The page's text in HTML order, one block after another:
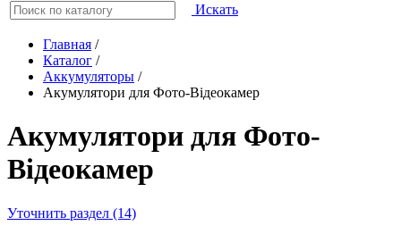
Искать
Главная /
Каталог /
Аккумуляторы /
Акумулятори для Фото-Відеокамер
Акумулятори для Фото-
Відеокамер
Уточнить раздел (14)